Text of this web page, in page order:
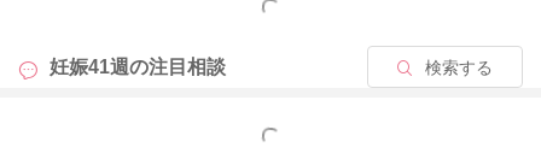
もっと見る
妊娠41週の注目相談 検索する
もっと見る